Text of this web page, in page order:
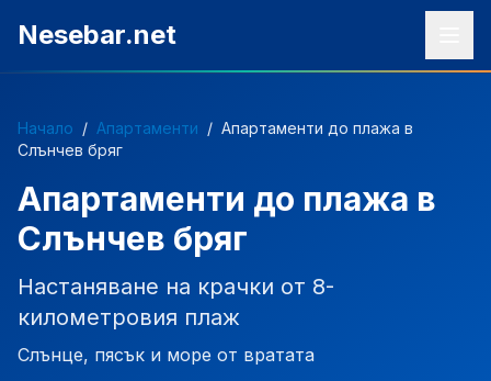
Nesebar.net
Начало / Апартаменти / Апартаменти до плажа в
Слънчев бряг
Апартаменти до плажа в
Слънчев бряг
Настаняване на крачки от 8-
километровия плаж
Слънце, пясък и море от вратата